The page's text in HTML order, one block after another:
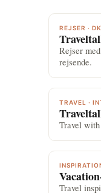
REJSER · DK
Rejser
rejsende.
TRAVEL ·
Travel with
Travel